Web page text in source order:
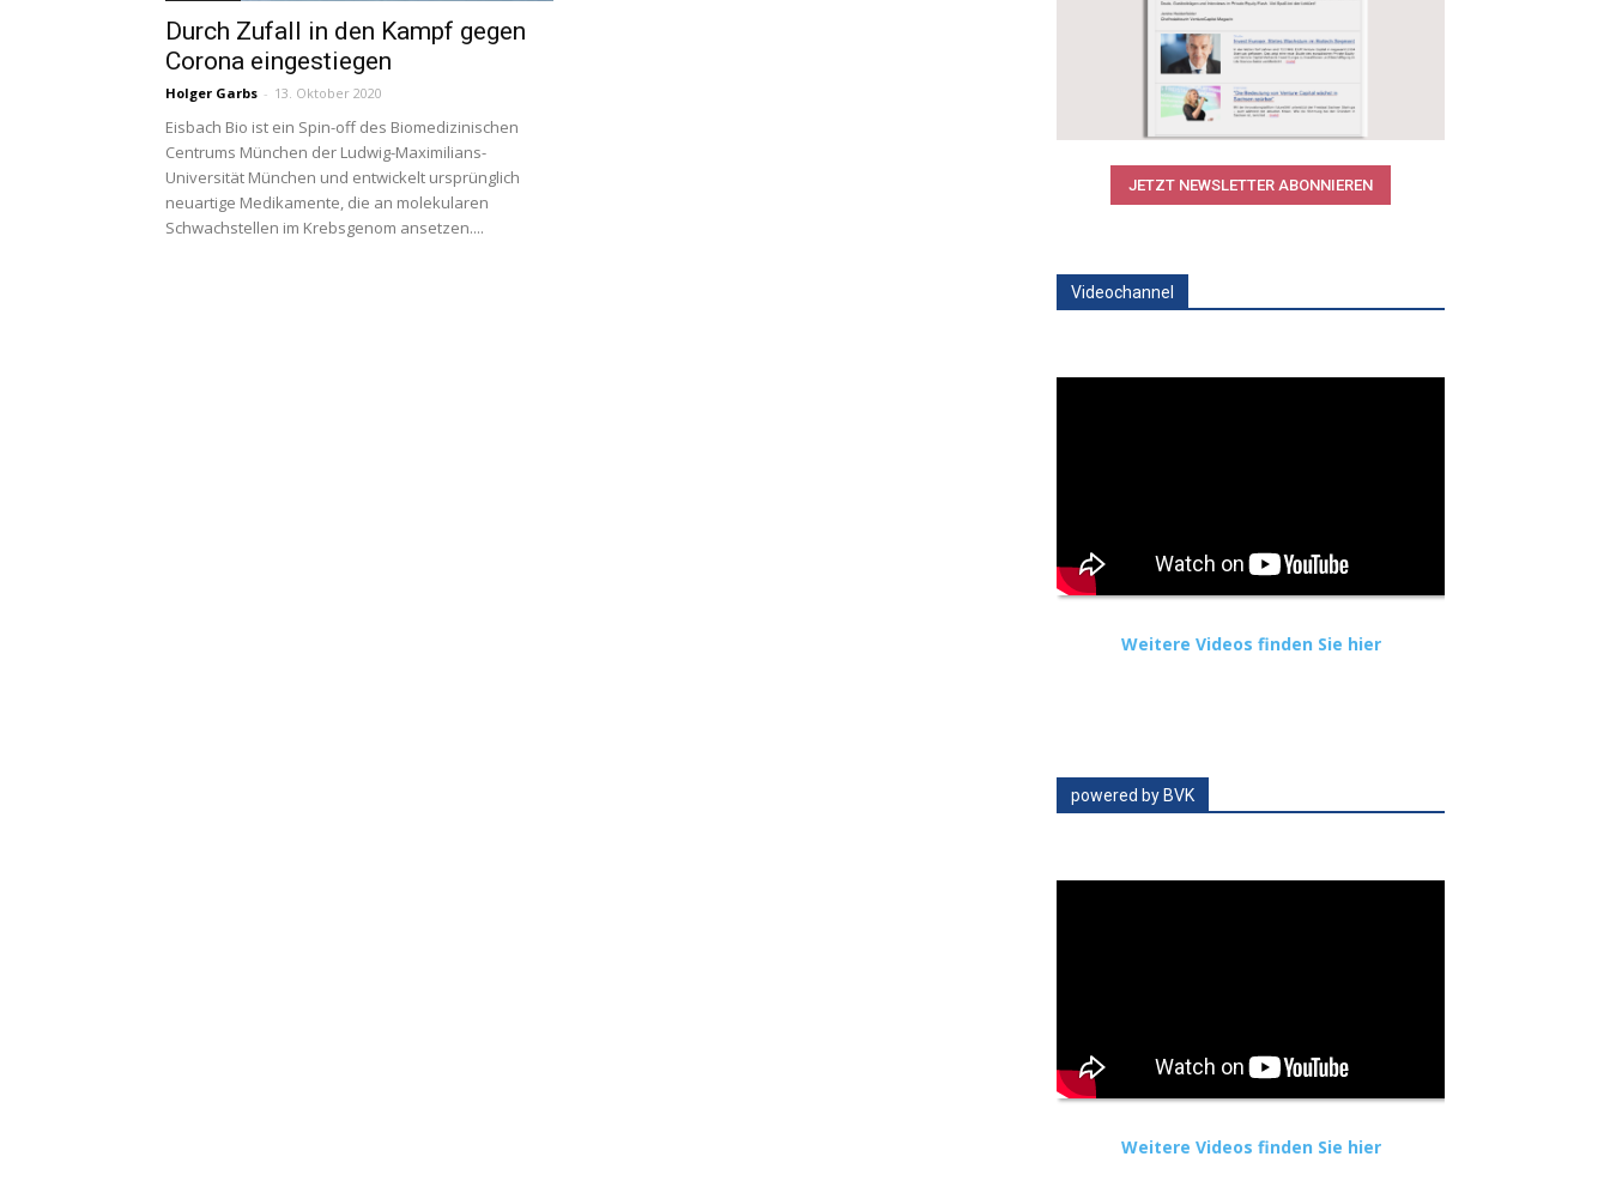
Durch Zufall in den Kampf gegen
Corona eingestiegen
Holger Garbs - 13. Oktober 2020
Eisbach Bio ist ein Spin-off des Biomedizinischen
Centrums München der Ludwig-Maximilians-
Universität München und entwickelt ursprünglich
neuartige Medikamente, die an molekularen
Schwachstellen im Krebsgenom ansetzen....
JETZT NEWSLETTER ABONNIEREN
Videochannel
Weitere Videos finden Sie hier
powered by BVK
Weitere Videos finden Sie hier